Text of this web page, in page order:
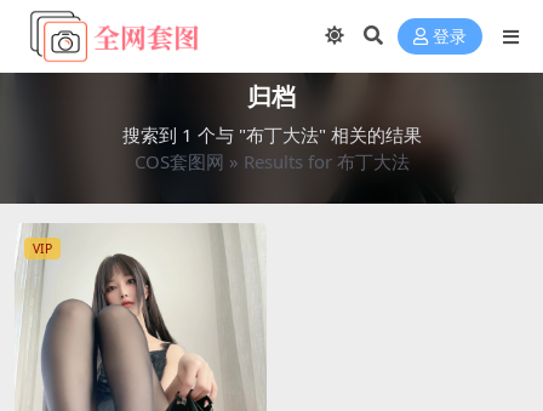
登录
归档
搜索到 1 个与 "布丁大法" 相关的结果
COS套图网 » Results for 布丁大法
VIP